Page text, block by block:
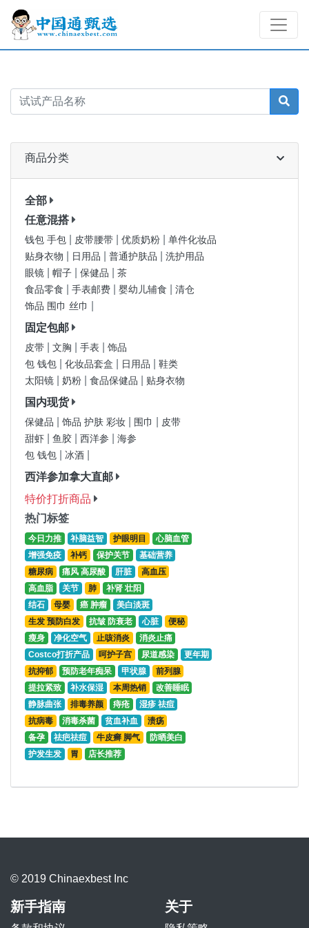
商品分类
全部
任意混搭
钱包 手包 皮带腰带 优质奶粉
单件化妆品
贴身衣物
日用品 普通护肤品
洗护用品
眼镜
帽子 保健品
茶
食品零食
手表邮费 婴幼儿辅食
清仓
饰品 围巾 丝巾
固定包邮
皮带 文胸 手表
饰品
包 钱包
化妆品套盒 日用品
鞋类
太阳镜
奶粉 食品保健品 贴身衣物
国内现货
保健品 饰品 护肤 彩妆 围巾
皮带
甜虾
鱼胶 西洋参
海参
包 钱包
冰酒
西洋参加拿大直邮
特价打折商品
热门标签
今日力推 补脑益智 护眼明目
心脑血管
增强免疫
补钙 保护关节
基础营养
糖尿病
痛风 高尿酸 肝脏
高血压
高血脂
关节 肺
补肾 壮阳
结石
母婴 癌 肿瘤
美白淡斑
生发 预防白发
抗皱 防衰老 心脏
便秘
瘦身
净化空气 止咳消炎
消炎止痛
Costco打折产品
呵护子宫 尿道感染
更年期
抗抑郁
预防老年痴呆 甲状腺
前列腺
提拉紧致
补水保湿 本周热销
改善睡眠
静脉曲张
排毒养颜 痔疮
湿疹 祛痘
抗病毒
消毒杀菌 贫血补血
溃疡
备孕
祛疤祛痘 牛皮癣 脚气
防晒美白
护发生发
胃 店长推荐
© 2019 Chinaexbest Inc
新手指南 关于